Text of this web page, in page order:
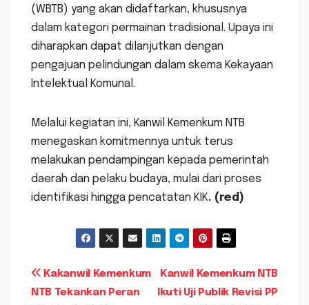
(WBTB) yang akan didaftarkan, khususnya
dalam kategori permainan tradisional. Upaya ini
diharapkan dapat dilanjutkan dengan
pengajuan pelindungan dalam skema Kekayaan
Intelektual Komunal.
Melalui kegiatan ini, Kanwil Kemenkum NTB
menegaskan komitmennya untuk terus
melakukan pendampingan kepada pemerintah
daerah dan pelaku budaya, mulai dari proses
identifikasi hingga pencatatan KIK. (red)
Navigasi
Kanwil Kemenkum NTB
Ikuti Uji Publik Revisi PP
Kakanwil Kemenkum
NTB Tekankan Peran